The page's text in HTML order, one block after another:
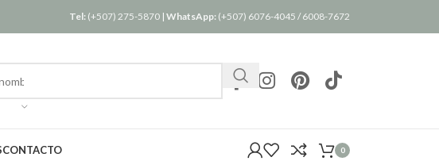
Tel: (+507) 275-5870 | WhatsApp: (+507) 6076-4045 /6008-7672
CONTACTO 0